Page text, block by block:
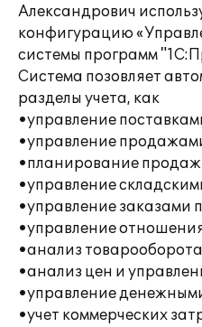
Александрович
конфигурацию
системы программ
Система позовляет
разделы учета, как
•управление
•управление
•планирование продаж
•управление
•управление заказами
•управление
•анализ
•анализ цен и
•управление
•учет коммерческих